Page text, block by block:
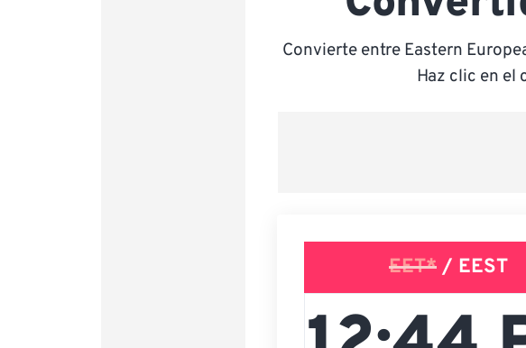
Convierte entre Eastern
Haz clic en el
EET* / EEST